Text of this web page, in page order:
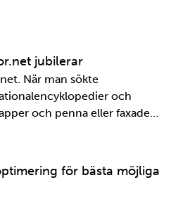
jubilerar
När man sökte
och
och penna eller faxade
snabbt. Det är inte
på SKB är det …för bästa möjliga